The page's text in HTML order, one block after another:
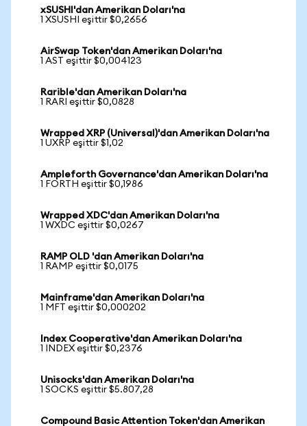
xSUSHI'dan Amerikan Doları'na
1 XSUSHI eşittir $0,2656
AirSwap Token'dan Amerikan Doları'na
1 AST eşittir $0,004123
Rarible'dan Amerikan Doları'na
1 RARI eşittir $0,0828
Wrapped XRP (Universal)'dan Amerikan Doları'na
1 UXRP eşittir $1,02
Ampleforth Governance'dan Amerikan Doları'na
1 FORTH eşittir $0,1986
Wrapped XDC'dan Amerikan Doları'na
1 WXDC eşittir $0,0267
RAMP OLD 'dan Amerikan Doları'na
1 RAMP eşittir $0,0175
Mainframe'dan Amerikan Doları'na
1 MFT eşittir $0,000202
Index Cooperative'dan Amerikan Doları'na
1 INDEX eşittir $0,2376
Unisocks'dan Amerikan Doları'na
1 SOCKS eşittir $5.807,28
Compound Basic Attention Token'dan Amerikan